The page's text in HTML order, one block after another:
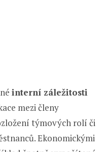
interní záležitosti
mezi členy
týmových rolí či
Ekonomickými